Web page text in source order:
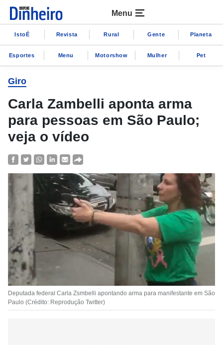
Menu
IstoÉ Revista Rural Gente Planeta
Esportes Menu Motorshow Mulher Pet
Giro
Carla Zambelli aponta arma
para pessoas em São Paulo;
veja o vídeo
Deputada federal Carla Zsmbelli apontando arma para manifestante em São
Paulo (Crédito: Reprodução Twitter)